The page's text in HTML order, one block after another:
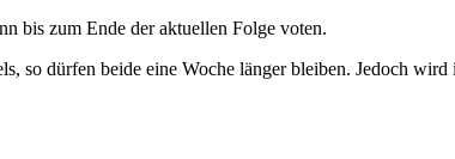
bis zum Ende der aktuellen Folge voten.
so dürfen beide eine Woche länger bleiben. Jedoch